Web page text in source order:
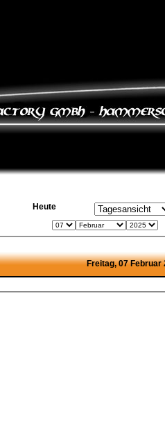
Heute
Freitag, 07 Februar